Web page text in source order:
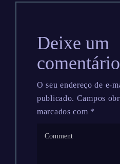
Deixe um
comentário
O seu endereço de e-
publicado. Campos
marcados com *